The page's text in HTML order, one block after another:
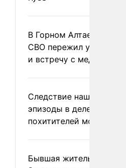
В Горном Алтае
СВО пережил удар
и встречу с медведем
Следствие нашло
эпизоды в деле
похитителей москвичек
Бывшая жительница